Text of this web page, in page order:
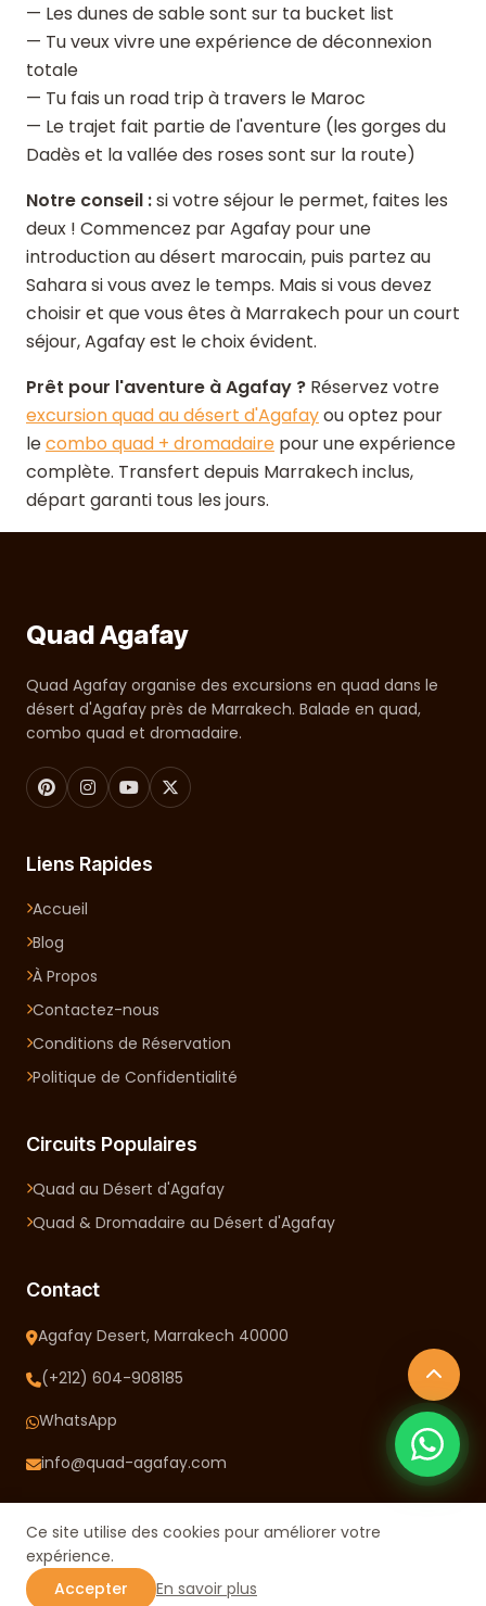
— Les dunes de sable sont sur ta bucket list
— Tu veux vivre une expérience de déconnexion
totale
— Tu fais un road trip à travers le Maroc
— Le trajet fait partie de l'aventure (les gorges du
Dadès et la vallée des roses sont sur la route)
Notre conseil :si votre séjour le permet, faites les
deux ! Commencez par Agafay pour une
introduction au désert marocain, puis partez au
Sahara si vous avez le temps. Mais si vous devez
choisir et que vous êtes à Marrakech pour un court
séjour, Agafay est le choix évident.
Prêt pour l'aventure à Agafay ? Réservez votre
excursion quad au désert d'Agafayou optez pour
lecombo quad + dromadaire pour une expérience
complète. Transfert depuis Marrakech inclus,
départ garanti tous les jours.
Quad Agafay
Quad Agafay organise des excursions en quad dans le
désert d'Agafay près de Marrakech. Balade en quad,
combo quad et dromadaire.
Liens Rapides
Accueil
Blog
À Propos
Contactez-nous
Conditions de Réservation
Politique de Confidentialité
Circuits Populaires
Quad au Désert d'Agafay
Quad & Dromadaire au Désert d'Agafay
Contact
Agafay Desert, Marrakech 40000
(+212) 604-908185
WhatsApp
info@quad-agafay.com
Quad Agafay. 2026 Tous droits réservés.
Ce site utilise des cookies pour améliorer votre
expérience.
Accepter
En savoir plus